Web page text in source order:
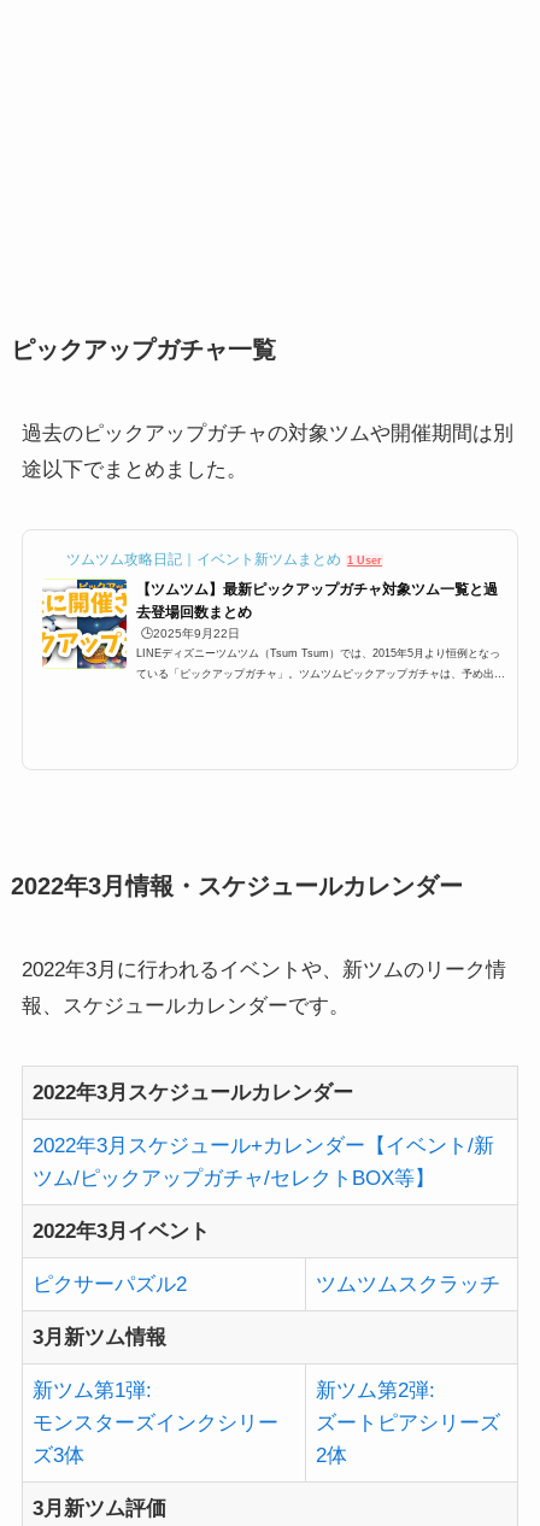
ピックアップガチャ一覧
過去のピックアップガチャの対象ツムや開催期間は別
途以下でまとめました。
ツムツム攻略日記｜イベント新ツムまとめ 1 User
【ツムツム】最新ピックアップガチャ対象ツム一覧と過
去登場回数まとめ
🕒️2025年9月22日
LINEディズニーツムツム（Tsum Tsum）では、2015年5月より恒例となっ
ている「ピックアップガチャ」。ツムツムピックアップガチャは、予め出る
2022年3月情報・スケジュールカレンダー
2022年3月に行われるイベントや、新ツムのリーク情
報、スケジュールカレンダーです。
2022年3月スケジュールカレンダー
2022年3月スケジュール+カレンダー【イベント/新
ツム/ピックアップガチャ/セレクトBOX等】
2022年3月イベント
ピクサーパズル2 ツムツムスクラッチ
3月新ツム情報
新ツム第1弾:
モンスターズインクシリー
ズ3体
新ツム第2弾:
ズートピアシリーズ
2体
3月新ツム評価